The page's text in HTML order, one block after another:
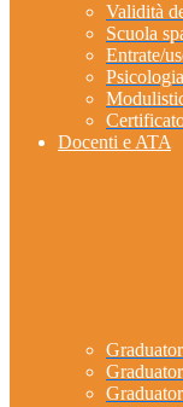
Validità
Scuola
Entrate/
Docenti e ATA